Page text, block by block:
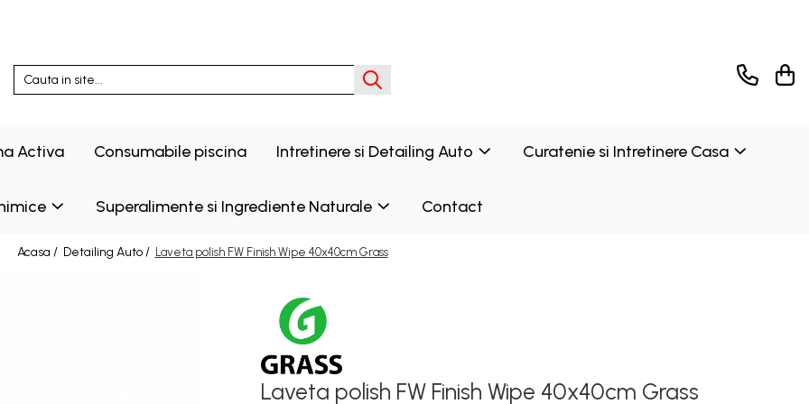
Activa Consumabile piscina Intretinere si Detailing Auto Curatenie si Intretinere Casa
Superalimente si Ingrediente Naturale Contact
Acasa / Detailing Auto / Laveta polish FW Finish Wipe 40x40cm Grass
Laveta polish FW Finish Wipe 40x40cm Grass